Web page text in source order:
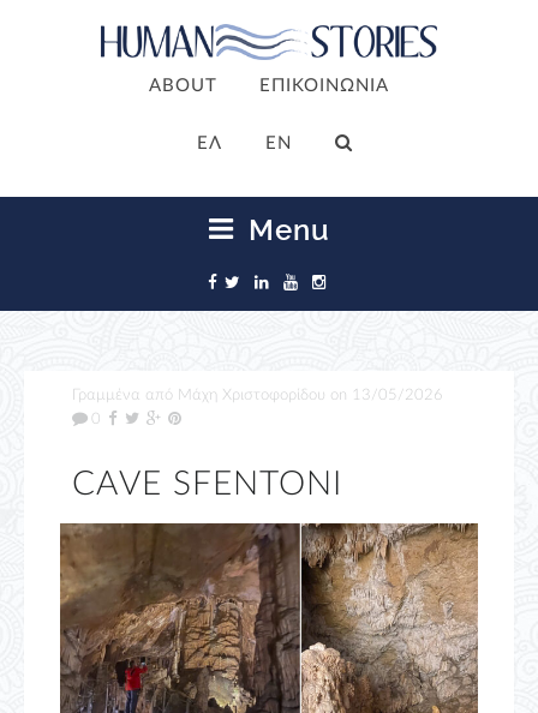
ABOUT ΕΠΙΚΟΙΝΩΝΙΑ
ΕΛ EN
Menu
Γραμμένα από Μάχη Χριστοφορίδου on 13/05/2026
0
CAVE SFENTONI